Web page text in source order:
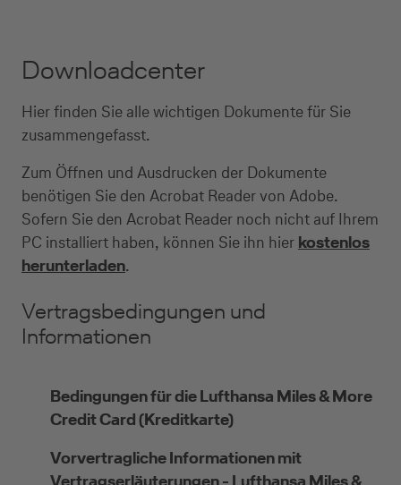
Downloadcenter
Hier finden Sie alle wichtigen Dokumente für Sie
zusammengefasst.
Zum Öffnen und Ausdrucken der Dokumente
benötigen Sie den Acrobat Reader von Adobe.
Sofern Sie den Acrobat Reader noch nicht auf Ihrem
PC installiert haben, können Sie ihn hier kostenlos
herunterladen.
Vertragsbedingungen und
Informationen
Bedingungen für die Lufthansa Miles & More
Credit Card (Kreditkarte)
Vorvertragliche Informationen mit